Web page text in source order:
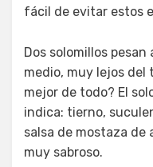
fácil de evitar estos
Dos solomillos
medio, muy lejos del
mejor de todo? El
indica: tierno,
salsa de mostaza de
muy sabroso.